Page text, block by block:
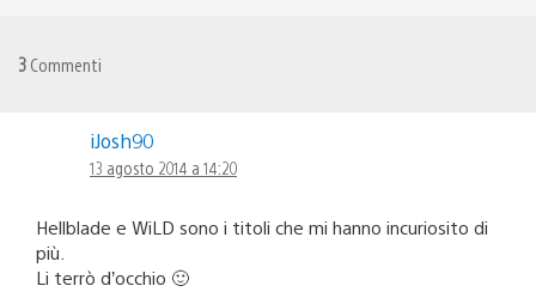
3 Commenti
iJosh90
13 agosto 2014 a 14:20
Hellblade e WiLD sono i titoli che mi hanno incuriosito di
più.
Li terrò d’occhio 🙂